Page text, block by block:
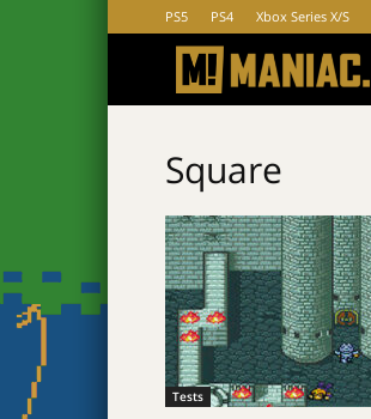
PS5 PS4 Xbox Series X/S
Square
Tests